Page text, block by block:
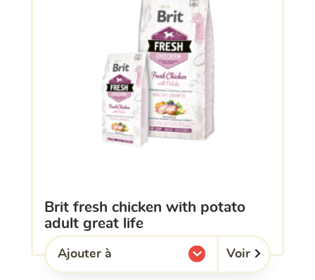
brit fresh chicken with potato
adult great life
Ajouter à
l'une de mes listes. Voir